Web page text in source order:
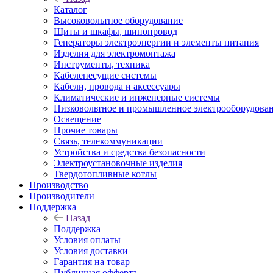
Каталог
Высоковольтное оборудование
Щиты и шкафы, шинопровод
Генераторы электроэнергии и элементы питания
Изделия для электромонтажа
Инструменты, техника
Кабеленесущие системы
Кабели, провода и аксессуары
Климатические и инженерные системы
Низковольтное и промышленное
Освещение
Прочие товары
Связь, телекоммуникации
Устройства и средства безопасности
Электроустановочные изделия
Твердотопливные котлы
Производство
Производители
Поддержка
Назад
Поддержка
Условия оплаты
Условия доставки
Гарантия на товар